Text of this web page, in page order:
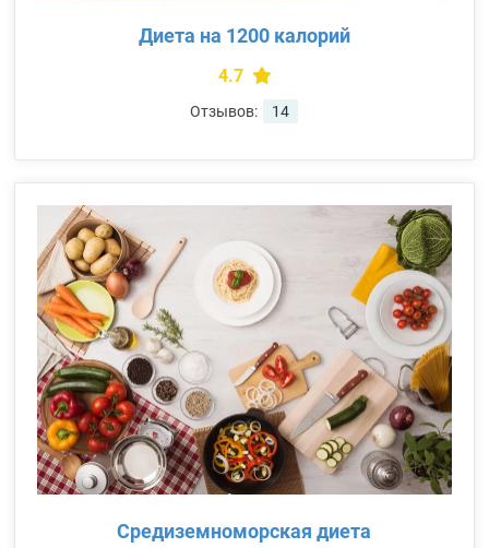
Диета на 1200 калорий
4.7
Отзывов: 14
Средиземноморская диета